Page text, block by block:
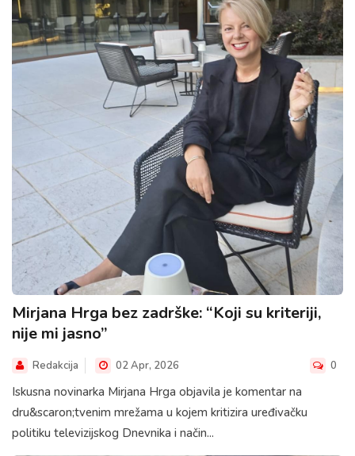
Mirjana Hrga bez zadrške: “Koji su kriteriji,
nije mi jasno”
Redakcija 02 Apr, 2026 0
Iskusna novinarka Mirjana Hrga objavila je komentar na
dru&scaron;tvenim mrežama u kojem kritizira uređivačku
politiku televizijskog Dnevnika i način...